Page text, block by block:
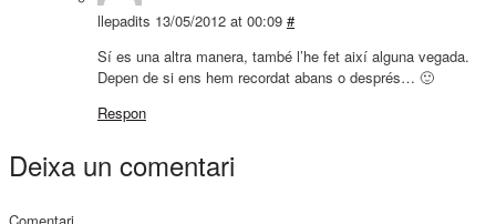
llepadits 13/05/2012 at 00:09 #
Sí es una altra manera, també l’he fet així alguna vegada.
Depen de si ens hem recordat abans o després… 🙂
Respon
Deixa un comentari